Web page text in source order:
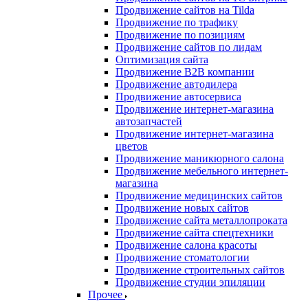
Продвижение сайтов на Tilda
Продвижение по трафику
Продвижение по позициям
Продвижение сайтов по лидам
Оптимизация сайта
Продвижение B2B компании
Продвижение автодилера
Продвижение автосервиса
Продвижение интернет-магазина
автозапчастей
Продвижение интернет-магазина
цветов
Продвижение маникюрного салона
Продвижение мебельного интернет-
магазина
Продвижение медицинских сайтов
Продвижение новых сайтов
Продвижение сайта металлопроката
Продвижение сайта спецтехники
Продвижение салона красоты
Продвижение стоматологии
Продвижение строительных сайтов
Продвижение студии эпиляции
Прочее